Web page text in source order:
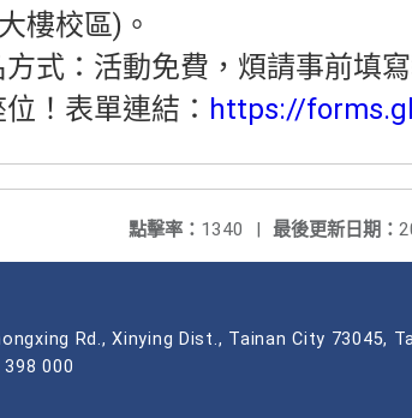
大樓校區)。
方式：活動免費，煩請事前填
！表單連結： https://
最後更新日期：
點擊率： 1340 |
Rd., Xinying Dist., Tainan City 73045,
398 000